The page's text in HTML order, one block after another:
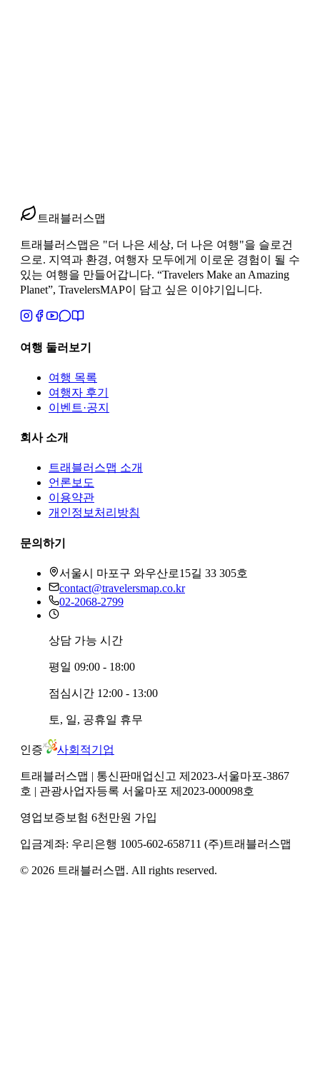
심 자유기차여행
트래블러스맵
트래블러스맵은 "더 나은 세상, 더 나은 여행"을 슬로건
으로. 지역과 환경, 여행자 모두에게 이로운 경험이 될 수
있는 여행을 만들어갑니다. “Travelers Make an Amazing
Planet”, TravelersMAP이 담고 싶은 이야기입니다.
여행 둘러보기
여행 목록
여행자 후기
이벤트·공지
회사 소개
트래블러스맵 소개
언론보도
이용약관
개인정보처리방침
문의하기
서울시 마포구 와우산로15길 33 305호
contact@travelersmap.co.kr
02-2068-2799
상담 가능 시간
평일 09:00 - 18:00
점심시간 12:00 - 13:00
토, 일, 공휴일 휴무
인증 사회적기업
트래블러스맵 | 통신판매업신고 제2023-서울마포-3867
호 | 관광사업자등록 서울마포 제2023-000098호
영업보증보험 6천만원 가입
입금계좌: 우리은행 1005-602-658711 (주)트래블러스맵
© 2026 트래블러스맵. All rights reserved.